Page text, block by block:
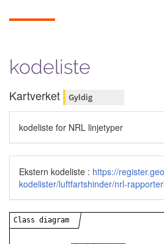
kodeliste
Kartverket Gyldig
kodeliste for NRL linjetyper
Ekstern kodeliste : https://
kodelister/luftfartshinder/nrl-